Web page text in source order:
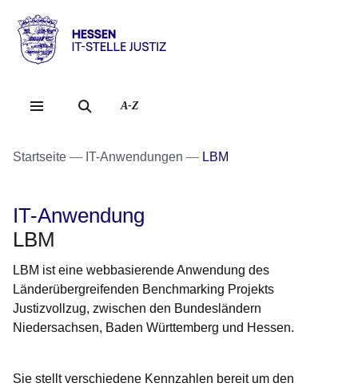
Hessen
IT-
A-Z
Startseite IT-Anwendungen LBM
IT-Anwendung
LBM
LBM ist eine webbasierende Anwendung des
Länderübergreifenden Benchmarking Projekts
Justizvollzug, zwischen den Bundesländern
Niedersachsen, Baden Württemberg und Hessen.
Sie stellt verschiedene Kennzahlen bereit um den